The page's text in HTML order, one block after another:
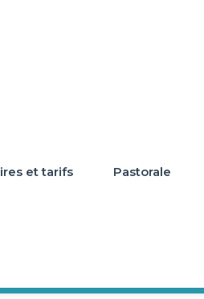
et tarifs Pastorale